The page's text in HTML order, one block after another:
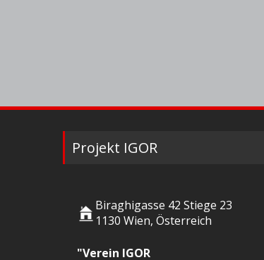
Projekt IGOR
Biraghigasse 42 Stiege 23
1130 Wien, Österreich
"Verein IGOR